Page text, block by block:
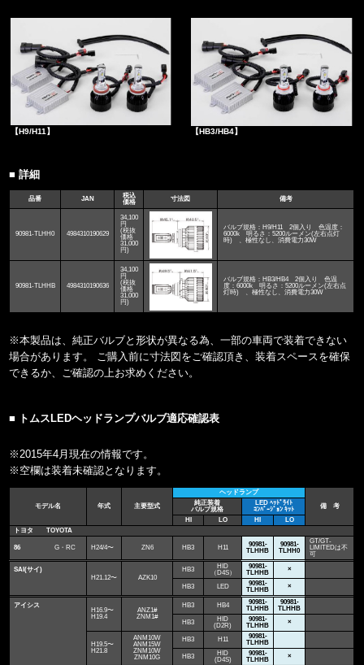
【H9/H11】 【HB3/HB4】
■ 詳細
品番 JAN
税込
価格
寸法図 備考
90981-TLHH0 4984310190629
34,100
円
(税抜
価格
31,000
円)
バルブ規格：H9/H11 2個入り 色温度：
6000k 明るさ：5200ルーメン(左右点灯
時) 、極性なし、消費電力30W
90981-TLHHB 4984310190636
34,100
円
(税抜
価格
31,000
円)
バルブ規格：HB3/HB4 2個入り 色温
度：6000k 明るさ：5200ルーメン(左右点
灯時) 、極性なし、消費電力30W
※本製品は、純正バルブと形状が異なる為、一部の車両で装着できない
場合があります。 ご購入前に寸法図をご確認頂き、装着スペースを確保
できるか、ご確認の上お求めください。
■ トムスLEDヘッドランプバルブ適応確認表
※2015年4月現在の情報です。
※空欄は装着未確認となります。
モデル名 年式 主要型式
ヘッドランプ
備 考
純正装着
バルブ規格
LED ﾍｯﾄﾞﾗｲﾄ
ｺﾝﾊﾞｰｼﾞｮﾝ ｷｯﾄ
HI
LO HI
LO
トヨタ TOYOTA
86 G・RC H24/4〜 ZN6 HB3 H11
90981-
TLHHB
90981-
TLHH0
GT/GT-
LIMITEDは不
可
SAI(サイ)
H21.12〜
AZK10
HB3
HID
（D4S）
90981-
TLHHB
×
HB3 LED
90981-
TLHHB
×
アイシス
H16.9〜
H19.4
ANZ1#
ZNM1#
HB3 HB4
90981-
TLHHB
90981-
TLHHB
HB3
HID
(D2R)
90981-
TLHHB
×
H19.5〜
H21.8
ANM10W
ANM15W
ZNM10W
ZNM10G
HB3 H11
90981-
TLHHB
HB3
HID
(D4S)
90981-
TLHHB
×